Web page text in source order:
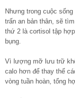
Nhưng trong cuộc
trấn an bản thân, sẽ
thứ 2 là cortisol tập
bụng.
Vì lượng mỡ lưu trữ
calo hơn để thay thế
vòng tuần hoàn, tổng